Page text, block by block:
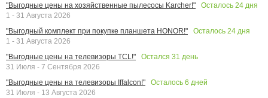
"Выгодные цены на хозяйственные пылесосы Karcher!"
Осталось 24 дня
1 - 31 Августа 2026
"Выгодный комплект при покупке планшета HONOR!"
Осталось 24 дня
1 - 31 Августа 2026
"Выгодные цены на телевизоры TCL!"
Остался 31 день
31 Июля - 7 Сентября 2026
"Выгодные цены на телевизоры Iffalcon!"
Осталось 6 дней
31 Июля - 13 Августа 2026